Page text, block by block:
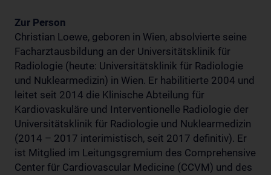
Zur Person
Christian Loewe, geboren in Wien, absolvierte seine
Facharztausbildung an der Universitätsklinik für
Radiologie (heute: Universitätsklinik für Radiologie
und Nuklearmedizin) in Wien. Er habilitierte 2004 und
leitet seit 2014 die Klinische Abteilung für
Kardiovaskuläre und Interventionelle Radiologie der
Universitätsklinik für Radiologie und Nuklearmedizin
(2014 – 2017 interimistisch, seit 2017 definitiv). Er
ist Mitglied im Leitungsgremium des Comprehensive
Center für Cardiovascular Medicine (CCVM) und des